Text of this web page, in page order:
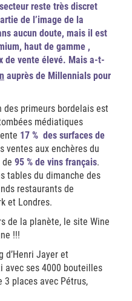
reste très discret
de l’image de la
aucun doute, mais il est
haut de gamme ,
de vente élevé. Mais a-t-
auprès de Millennials pour
des primeurs bordelais est
médiatiques
17 % des surfaces de
ventes aux enchères du
95 % de vins français.
tables du dimanche des
restaurants de
et Londres.
de la planète, le site Wine
!!!
d’Henri Jayer et
avec ses 4000 bouteilles
3 places avec Pétrus,